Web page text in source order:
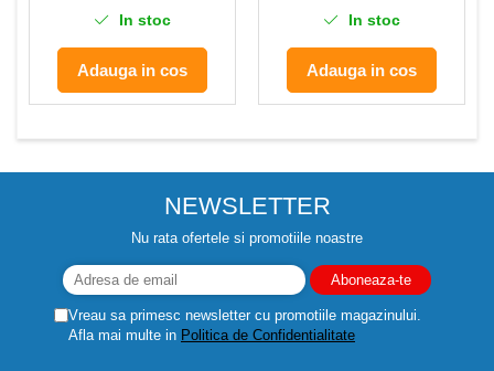
In stoc
Adauga in cos
In stoc
Adauga in cos
NEWSLETTER
Nu rata ofertele si promotiile noastre
Vreau sa primesc newsletter cu promotiile magazinului.
Afla mai multe in Politica de Confidentialitate